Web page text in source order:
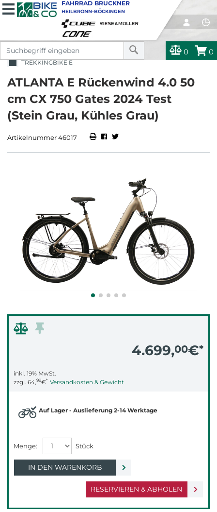
0 0
FAHRRAD BRUCKNER
HEILBRONN-BÖCKINGEN
TREKKINGBIKE E
ATLANTA E Rückenwind 4.0 50
cm CX 750 Gates 2024 Test
(Stein Grau, Kühles Grau)
Artikelnummer 46017
4.699,00€*
inkl. 19% MwSt.
zzgl. 64,99€* Versandkosten & Gewicht
RESERVIEREN & ABHOLEN
Auf Lager - Auslieferung 2-14 Werktage
IN DEN WARENKORB